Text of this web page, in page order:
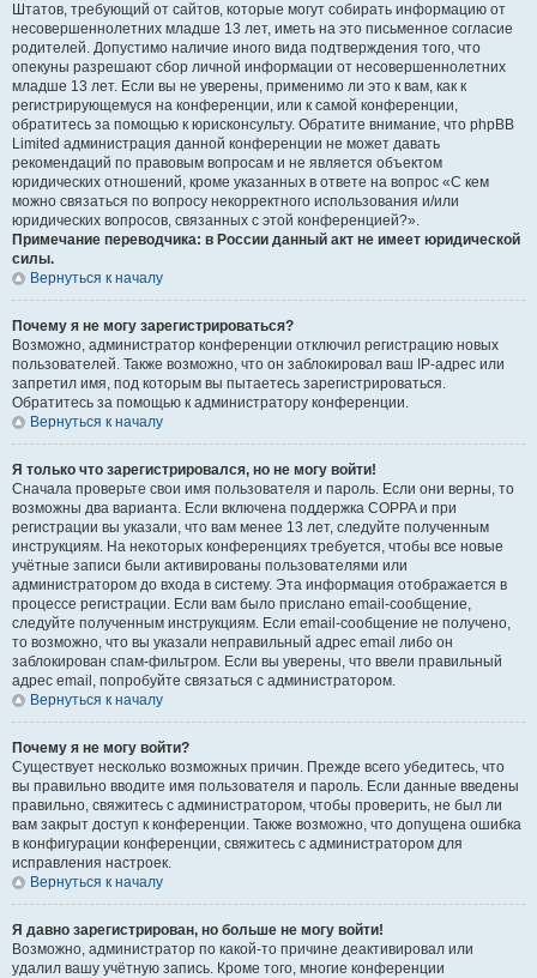
Штатов, требующий от сайтов, которые могут собирать информацию от
несовершеннолетних младше 13 лет, иметь на это письменное согласие
родителей. Допустимо наличие иного вида подтверждения того, что
опекуны разрешают сбор личной информации от несовершеннолетних
младше 13 лет. Если вы не уверены, применимо ли это к вам, как к
регистрирующемуся на конференции, или к самой конференции,
обратитесь за помощью к юрисконсульту. Обратите внимание, что phpBB
Limited администрация данной конференции не может давать
рекомендаций по правовым вопросам и не является объектом
юридических отношений, кроме указанных в ответе на вопрос «С кем
можно связаться по вопросу некорректного использования и/или
юридических вопросов, связанных с этой конференцией?».
Примечание переводчика: в России данный акт не имеет юридической
силы.
Вернуться к началу
Почему я не могу зарегистрироваться?
Возможно, администратор конференции отключил регистрацию новых
пользователей. Также возможно, что он заблокировал ваш IP-адрес или
запретил имя, под которым вы пытаетесь зарегистрироваться.
Обратитесь за помощью к администратору конференции.
Вернуться к началу
Я только что зарегистрировался, но не могу войти!
Сначала проверьте свои имя пользователя и пароль. Если они верны, то
возможны два варианта. Если включена поддержка COPPA и при
регистрации вы указали, что вам менее 13 лет, следуйте полученным
инструкциям. На некоторых конференциях требуется, чтобы все новые
учётные записи были активированы пользователями или
администратором до входа в систему. Эта информация отображается в
процессе регистрации. Если вам было прислано email-сообщение,
следуйте полученным инструкциям. Если email-сообщение не получено,
то возможно, что вы указали неправильный адрес email либо он
заблокирован спам-фильтром. Если вы уверены, что ввели правильный
адрес email, попробуйте связаться с администратором.
Вернуться к началу
Почему я не могу войти?
Существует несколько возможных причин. Прежде всего убедитесь, что
вы правильно вводите имя пользователя и пароль. Если данные введены
правильно, свяжитесь с администратором, чтобы проверить, не был ли
вам закрыт доступ к конференции. Также возможно, что допущена ошибка
в конфигурации конференции, свяжитесь с администратором для
исправления настроек.
Вернуться к началу
Я давно зарегистрирован, но больше не могу войти!
Возможно, администратор по какой-то причине деактивировал или
удалил вашу учётную запись. Кроме того, многие конференции